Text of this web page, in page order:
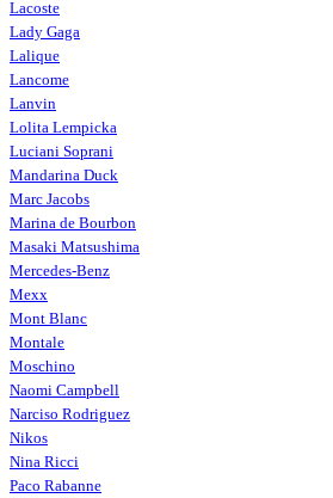
Lacoste
Lady Gaga
Lalique
Lancome
Lanvin
Lolita Lempicka
Luciani Soprani
Mandarina Duck
Marc Jacobs
Marina de Bourbon
Masaki Matsushima
Mercedes-Benz
Mexx
Mont Blanc
Montale
Moschino
Naomi Campbell
Narciso Rodriguez
Nikos
Nina Ricci
Paco Rabanne